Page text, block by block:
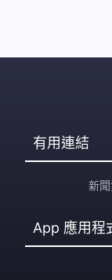
有用連結
新
App 應用程